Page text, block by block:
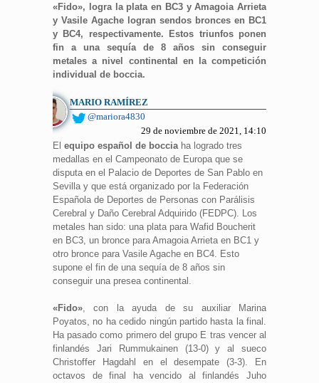
«Fido», logra la plata en BC3 y Amagoia Arrieta
y Vasile Agache logran sendos bronces en BC1
y BC4, respectivamente. Estos triunfos ponen
fin a una sequía de 8 años sin conseguir
metales a nivel continental en la competición
individual de boccia.
MARIO RAMÍREZ
@mariora4830
29 de noviembre de 2021, 14:10
El equipo español de bocciaha logrado tres
medallas en el Campeonato de Europa que se
disputa en el Palacio de Deportes de San Pablo en
Sevilla y que está organizado por la Federación
Española de Deportes de Personas con Parálisis
Cerebral y Daño Cerebral Adquirido (FEDPC). Los
metales han sido: una plata para Wafid Boucherit
en BC3, un bronce para Amagoia Arrieta en BC1 y
otro bronce para Vasile Agache en BC4. Esto
supone el fin de una sequía de 8 años sin
conseguir una presea continental.
«Fido», con la ayuda de su auxiliar Marina
Poyatos, no ha cedido ningún partido hasta la final.
Ha pasado como primero del grupo E tras vencer al
finlandés Jari Rummukainen (13-0) y al sueco
Christoffer Hagdahl en el desempate (3-3). En
octavos de final ha vencido al finlandés Juho